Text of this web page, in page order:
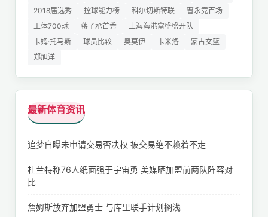
2018届选秀
控球能力榜 科尔切斯特联
曹永竞百场
工体700球
蒋子承首秀
上海海港富盛盛开队
卡姆·托马斯
球员比较 奥莫伊 卡米洛
蒙古女篮
郑旭洋
最新体育资讯
追梦自曝未申请交易否决权 被交易绝不赖着不走
杜兰特称76人纸面强于宇宙勇 美媒晒加盟前两队阵容对
比
詹姆斯放弃加盟勇士 与库里联手计划搁浅